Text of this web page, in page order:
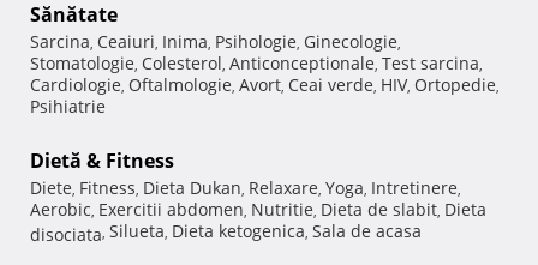
Sănătate
Sarcina, Ceaiuri, Inima, Psihologie, Ginecologie,
Stomatologie, Colesterol, Anticonceptionale, Test sarcina,
Cardiologie, Oftalmologie, Avort, Ceai verde, HIV, Ortopedie,
Psihiatrie
Dietă & Fitness
Diete, Fitness, Dieta Dukan, Relaxare, Yoga, Intretinere,
Aerobic, Exercitii abdomen, Nutritie, Dieta de slabit, Dieta
disociata, Silueta, Dieta ketogenica, Sala de acasa